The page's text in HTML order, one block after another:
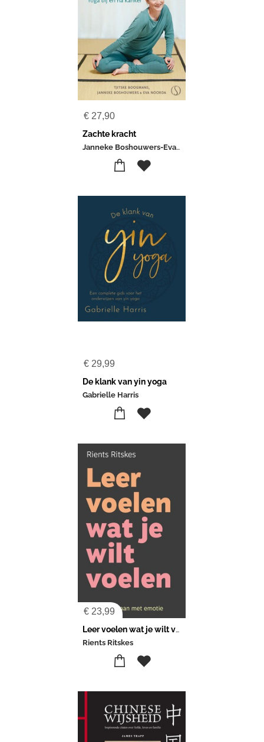
€ 27,90
Zachte kracht
Janneke Boshouwers-Eva Noorda-Tjitske Boogmans
€ 29,99
De klank van yin yoga
Gabrielle Harris
€ 23,99
Leer voelen wat je wilt voelen
Rients Ritskes